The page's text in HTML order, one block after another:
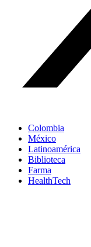
Colombia
México
Latinoamérica
Biblioteca
Farma
HealthTech